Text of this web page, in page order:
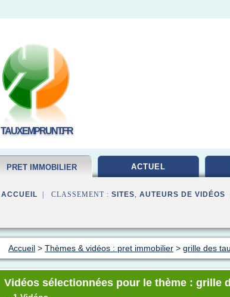
TAUXEMPRUNT.FR
PRET IMMOBILIER ACTUEL
ACCUEIL | CLASSEMENT : SITES, AUTEURS DE VIDÉOS
Accueil > Thèmes & vidéos : pret immobilier > grille des
Vidéos sélectionnées pour le thème : grille